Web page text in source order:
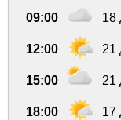
09:00 18
12:00 21
15:00 21
18:00 17